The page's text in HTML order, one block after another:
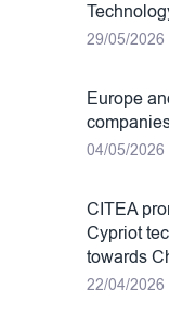
29/05/2026
Europe
04/05/2026
CITEA
Cypriot
towards
22/04/2026